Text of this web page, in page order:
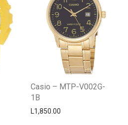
Casio – MTP-V002G-
1B
L1,850.00